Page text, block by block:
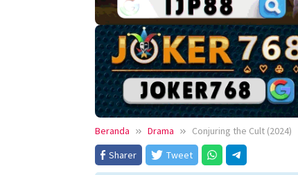
Beranda Drama
Conjuring the Cult (2024)
Sharer
Tweet